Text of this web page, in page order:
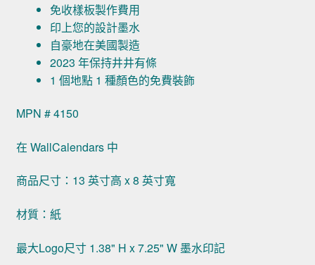
免收樣板製作費用
印上您的設計墨水
自豪地在美國製造
2023 年保持井井有條
1 個地點 1 種顏色的免費裝飾
MPN # 4150
在 WallCalendars 中
商品尺寸：13 英寸高 x 8 英寸寬
材質：紙
最大Logo尺寸 1.38" H x 7.25" W 墨水印記